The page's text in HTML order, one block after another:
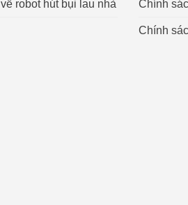
robot hút bụi lau nhà Chính
Chính